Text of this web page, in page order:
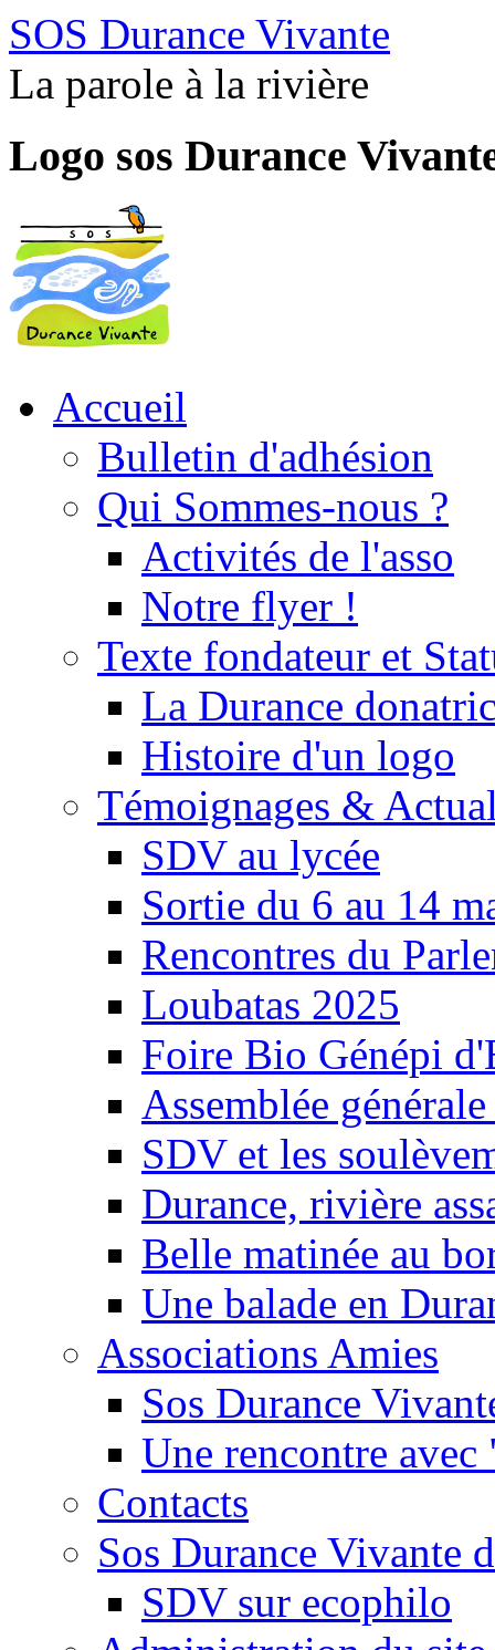
SOS Durance Vivante
La parole à la rivière
Logo sos Durance
Accueil
Bulletin d'adhésion
Qui Sommes-nous ?
Activités de l'asso
Notre flyer !
Texte fondateur et
La Durance
Histoire d'un logo
Témoignages &
SDV au lycée
Sortie du 6 au 14
Rencontres du
Loubatas 2025
Foire Bio Génépi
Assemblée
SDV et les
Durance, rivière
Belle matinée au
Une balade en
Associations Amies
Sos Durance
Une rencontre
Contacts
Sos Durance Vivante
SDV sur ecophilo